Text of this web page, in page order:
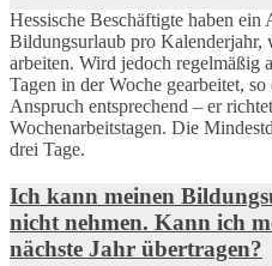
Hessische Beschäftigte haben ein
Bildungsurlaub pro Kalenderjahr,
arbeiten. Wird jedoch regelmäßig
Tagen in der Woche gearbeitet,
Anspruch entsprechend – er
Wochenarbeitstagen. Die
drei Tage.
Ich kann meinen
nicht nehmen. Kann ich
nächste Jahr übertragen?